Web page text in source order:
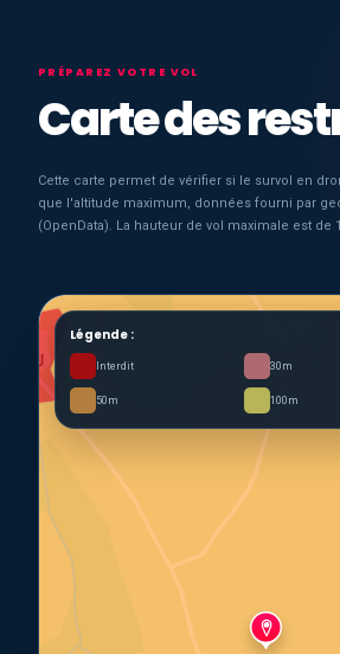
PRÉPAREZ VOTRE VOL
Carte des
Cette carte permet de vérifier si le survol en
que l'altitude maximum, données fourni par
(OpenData). La hauteur de vol maximale est de
Légende :
Interdit 30m
50m 100m